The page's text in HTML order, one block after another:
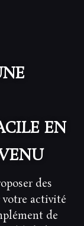
EN
des
votre activité
de